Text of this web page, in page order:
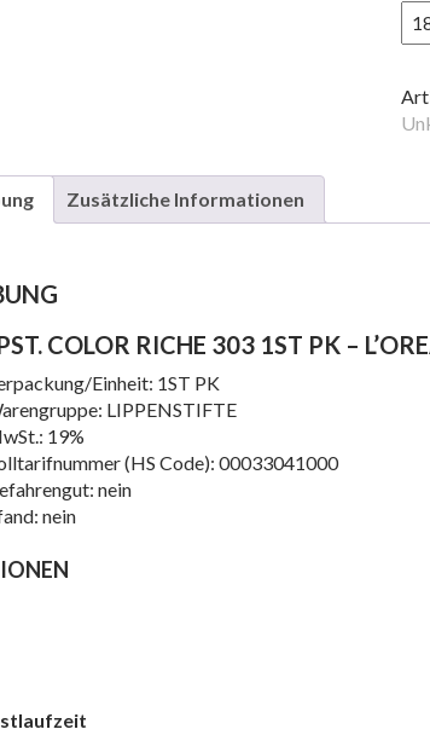
Zusätzliche Informationen
COLOR RICHE 303 1ST PK –
Einheit: 1ST PK
LIPPENSTIFTE
19%
(HS Code): 00033041000
nein
nein